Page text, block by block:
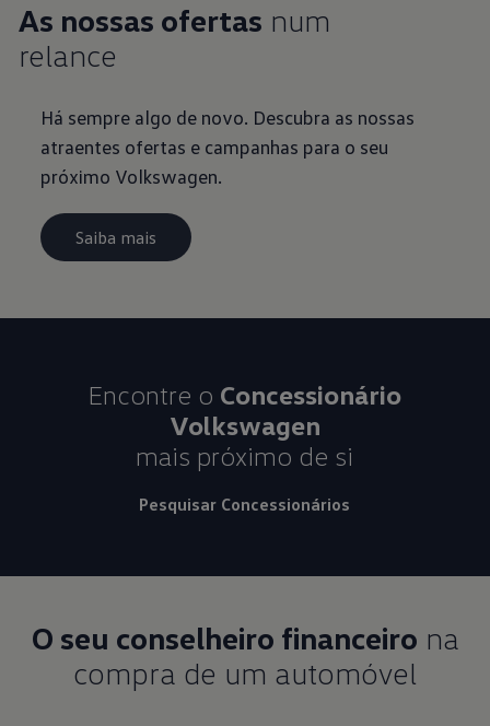
As nossas ofertas num
relance
Há sempre algo de novo. Descubra as nossas
atraentes ofertas e campanhas para o seu
próximo Volkswagen.
Saiba mais
Encontre o Concessionário
Volkswagen
mais próximo de si
Pesquisar Concessionários
O seu conselheiro financeiro na
compra de um automóvel